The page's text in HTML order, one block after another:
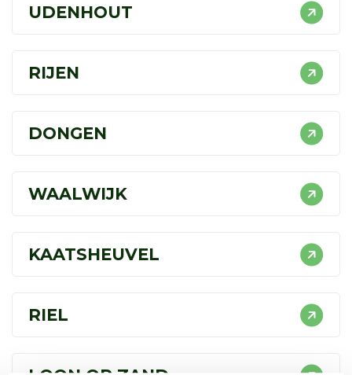
UDENHOUT
RIJEN
DONGEN
WAALWIJK
KAATSHEUVEL
RIEL